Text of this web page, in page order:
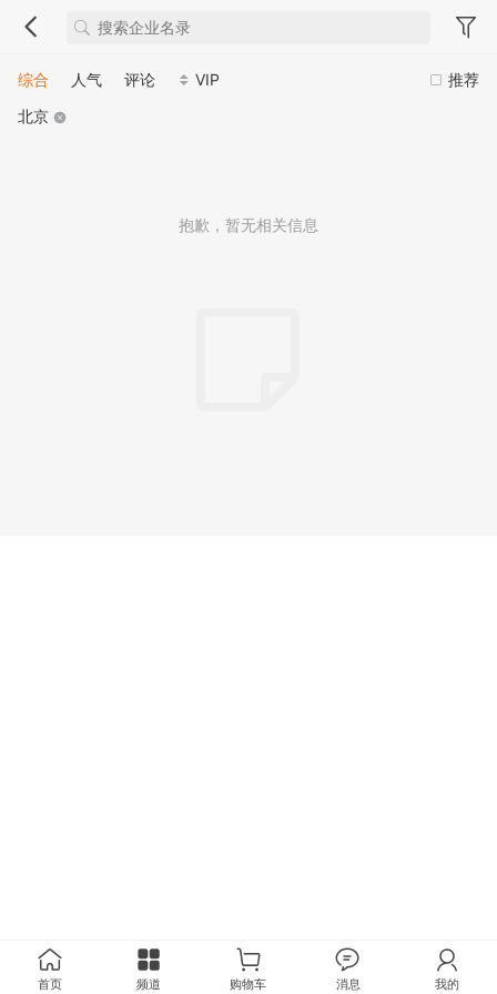
推荐
综合 人气 评论
VIP
北京
抱歉，暂无相关信息
首页 频道 购物车 消息 我的